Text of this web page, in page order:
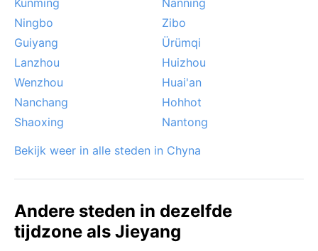
Ningbo
Zibo
Guiyang
Ürümqi
Lanzhou
Huizhou
Wenzhou
Huai'an
Nanchang
Hohhot
Shaoxing
Nantong
Bekijk weer in alle steden in Chyna
Andere steden in dezelfde
tijdzone als Jieyang